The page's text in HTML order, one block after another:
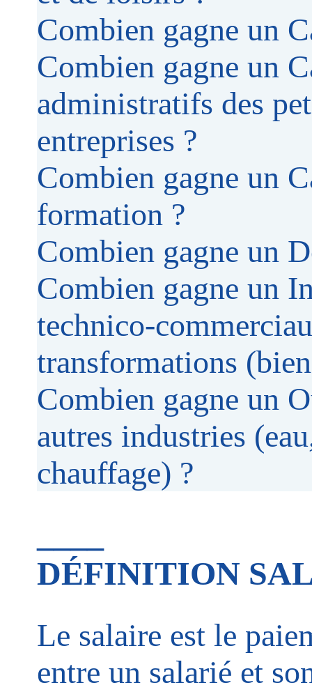
Combien gagne un
Combien gagne un
administratifs des
entreprises ?
Combien gagne un
formation ?
Combien gagne un
Combien gagne un
technico-
transformations
Combien gagne un
autres industries
chauffage) ?
DÉFINITION
Le salaire est le
entre un salarié et